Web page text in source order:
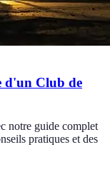
d'un Club de
notre guide complet
pratiques et des